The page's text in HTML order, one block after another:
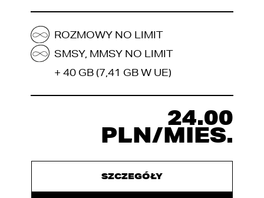
ROZMOWY NO LIMIT
SMSY, MMSY NO LIMIT
+ 40 GB (7,41 GB W UE)
24.00
PLN/MIES.
SZCZEGÓŁY